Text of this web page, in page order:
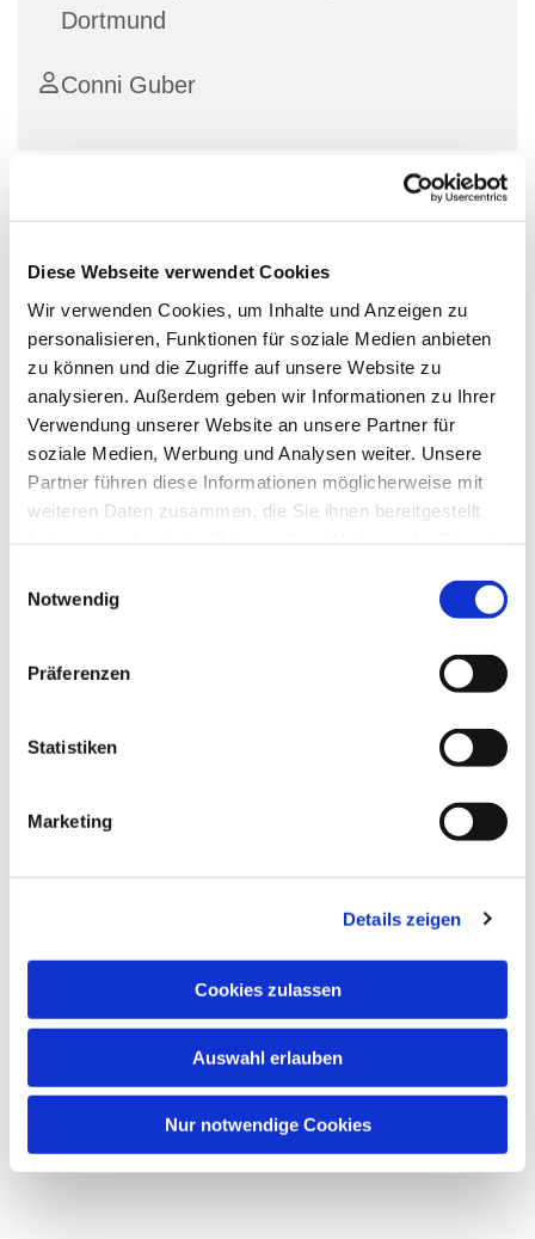
Diese Webseite verwendet Cookies
Wir verwenden Cookies, um Inhalte und Anzeigen zu
personalisieren, Funktionen für soziale Medien anbieten
zu können und die Zugriffe auf unsere Website zu
analysieren. Außerdem geben wir Informationen zu Ihrer
Verwendung unserer Website an unsere Partner für
soziale Medien, Werbung und Analysen weiter. Unsere
Partner führen diese Informationen möglicherweise mit
weiteren Daten zusammen, die Sie ihnen bereitgestellt
Notwendig
Präferenzen
Statistiken
Marketing
Details zeigen
Cookies zulassen
Auswahl erlauben
Nur notwendige Cookies
Dortmund
Conni Guber
Dies könnte Sie auch